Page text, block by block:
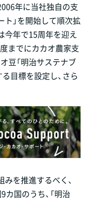
年に当社独自の支
ト」を開始して順次拡
今年で15周年を迎え
までにカカオ農家支
豆「明治サステナブ
目標を設定し、さら
を推進するべく、
カ国のうち、「明治